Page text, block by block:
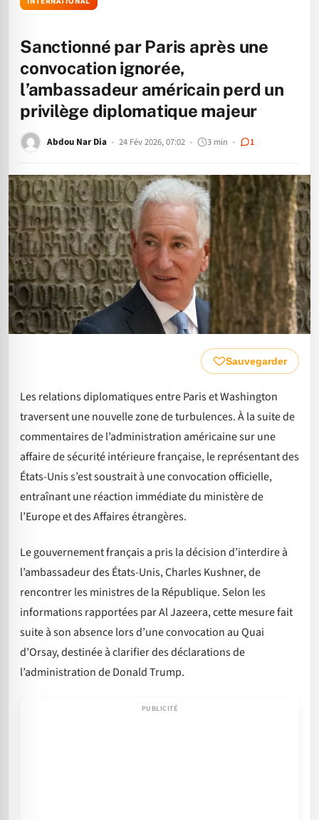
Sanctionné par Paris après une
convocation ignorée,
l’ambassadeur américain perd un
privilège diplomatique majeur
Abdou Nar Dia 24 Fév 2026, 07:02 3 min 1
Sauvegarder
Les relations diplomatiques entre Paris et Washington
traversent une nouvelle zone de turbulences. À la suite de
commentaires de l’administration américaine sur une
affaire de sécurité intérieure française, le représentant des
États-Unis s’est soustrait à une convocation officielle,
entraînant une réaction immédiate du ministère de
l’Europe et des Affaires étrangères.
Le gouvernement français a pris la décision d’interdire à
l’ambassadeur des États-Unis, Charles Kushner, de
rencontrer les ministres de la République. Selon les
informations rapportées par Al Jazeera, cette mesure fait
suite à son absence lors d’une convocation au Quai
d’Orsay, destinée à clarifier des déclarations de
l’administration de Donald Trump.